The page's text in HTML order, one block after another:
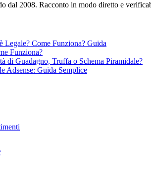
dal 2008. Racconto in modo diretto e
Legale? Come Funziona? Guida
Funziona?
di Guadagno, Truffa o Schema Piramidale?
Adsense: Guida Semplice